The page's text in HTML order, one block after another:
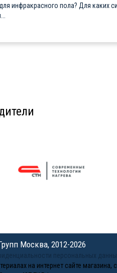
инфракрасного пола? Для каких
Москва, 2012-2026
персональных
на интернет сайте